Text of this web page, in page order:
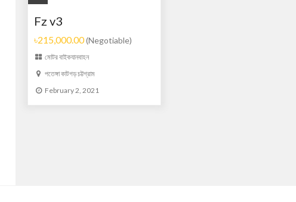
Fz v3
৳215,000.00(Negotiable)
মোটর বাইকযানবাহন
পতেঙ্গা কাটগড় চট্টগ্রাম
February 2, 2021